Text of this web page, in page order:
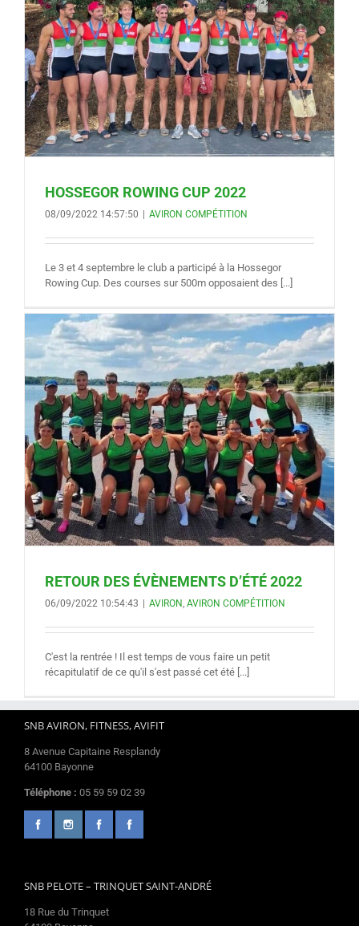
HOSSEGOR ROWING CUP 2022
08/09/2022 14:57:50 | AVIRON COMPÉTITION
Le 3 et 4 septembre le club a participé à la Hossegor
Rowing Cup. Des courses sur 500m opposaient des [...]
RETOUR DES ÉVÈNEMENTS D’ÉTÉ 2022
06/09/2022 10:54:43 AVIRON, AVIRON COMPÉTITION
C'est la rentrée ! Il est temps de vous faire un petit
récapitulatif de ce qu'il s'est passé cet été [...]
SNB AVIRON, FITNESS, AVIFIT
8 Avenue Capitaine Resplandy
64100 Bayonne
Téléphone : 05 59 59 02 39
SNB PELOTE – TRINQUET SAINT-ANDRÉ
18 Rue du Trinquet